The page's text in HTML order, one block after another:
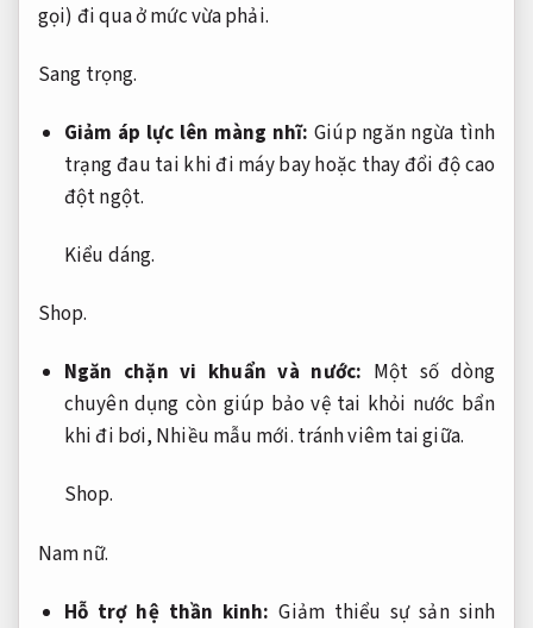
gọi) đi qua ở mức vừa phải.
Sang trọng.
Giảm áp lực lên màng nhĩ: Giúp ngăn ngừa tình
trạng đau tai khi đi máy bay hoặc thay đổi độ cao
đột ngột.
Kiểu dáng.
Shop.
Ngăn chặn vi khuẩn và nước: Một số dòng
chuyên dụng còn giúp bảo vệ tai khỏi nước bẩn
khi đi bơi, Nhiều mẫu mới. tránh viêm tai giữa.
Shop.
Nam nữ.
Hỗ trợ hệ thần kinh: Giảm thiểu sự sản sinh